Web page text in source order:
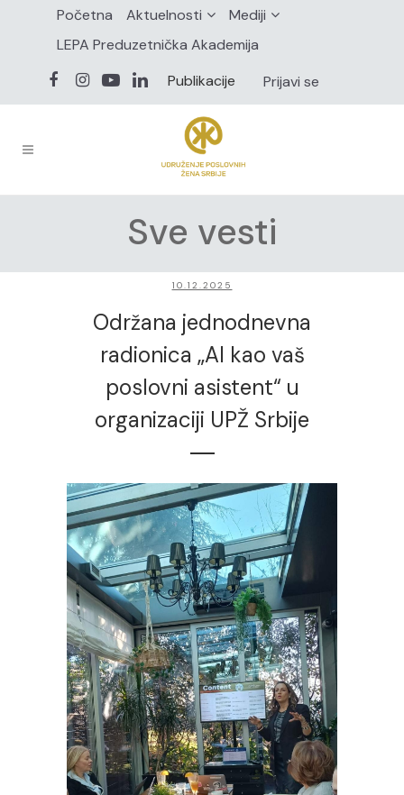
Početna Aktuelnosti
Mediji
LEPA Preduzetnička Akademija
Publikacije
Prijavi se
Sve vesti
10.12.2025
Održana jednodnevna
radionica „AI kao vaš
poslovni asistent“ u
organizaciji UPŽ Srbije